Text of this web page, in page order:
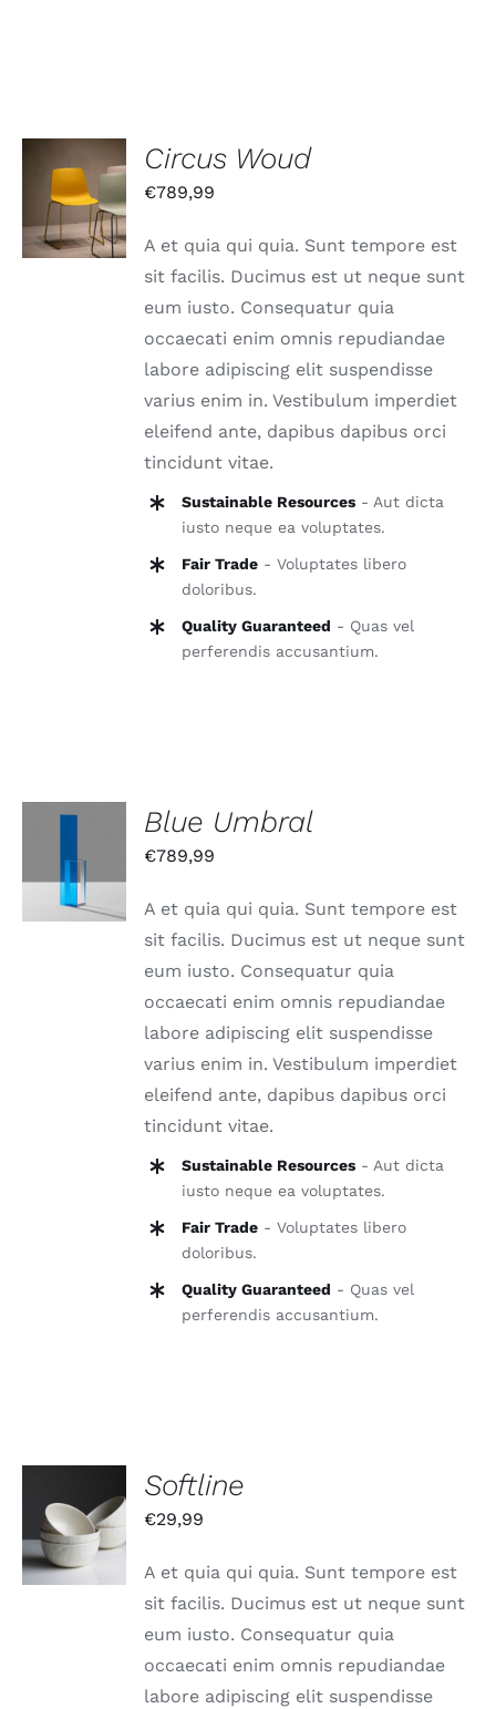
IN DEN
WARENKORB
DETAILS
Circus Woud
€789,99
A et quia qui quia. Sunt tempore est
sit facilis. Ducimus est ut neque sunt
eum iusto. Consequatur quia
occaecati enim omnis repudiandae
labore adipiscing elit suspendisse
varius enim in. Vestibulum imperdiet
eleifend ante, dapibus dapibus orci
tincidunt vitae.
Sustainable Resources- Aut dicta
iusto neque ea voluptates.
Fair Trade- Voluptates libero
doloribus.
Quality Guaranteed - Quas vel
perferendis accusantium.
/
DETAILS
Blue Umbral
€789,99
A et quia qui quia. Sunt tempore est
sit facilis. Ducimus est ut neque sunt
eum iusto. Consequatur quia
occaecati enim omnis repudiandae
labore adipiscing elit suspendisse
varius enim in. Vestibulum imperdiet
eleifend ante, dapibus dapibus orci
tincidunt vitae.
Sustainable Resources- Aut dicta
iusto neque ea voluptates.
Fair Trade- Voluptates libero
doloribus.
Quality Guaranteed - Quas vel
perferendis accusantium.
WARENKORB
/
DETAILS
Softline
€29,99
A et quia qui quia. Sunt tempore est
sit facilis. Ducimus est ut neque sunt
eum iusto. Consequatur quia
occaecati enim omnis repudiandae
labore adipiscing elit suspendisse